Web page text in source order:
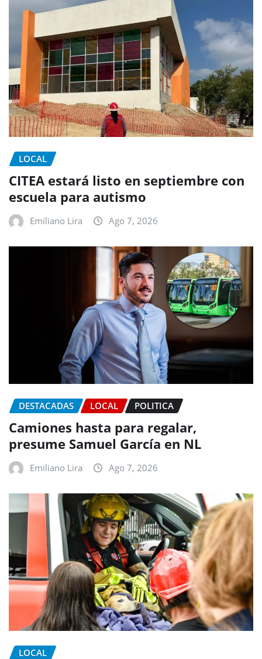
LOCAL
CITEA estará listo en septiembre con
escuela para autismo
Emiliano Lira Ago 7, 2026
DESTACADAS LOCAL POLITICA
Camiones hasta para regalar,
presume Samuel García en NL
Emiliano Lira Ago 7, 2026
LOCAL